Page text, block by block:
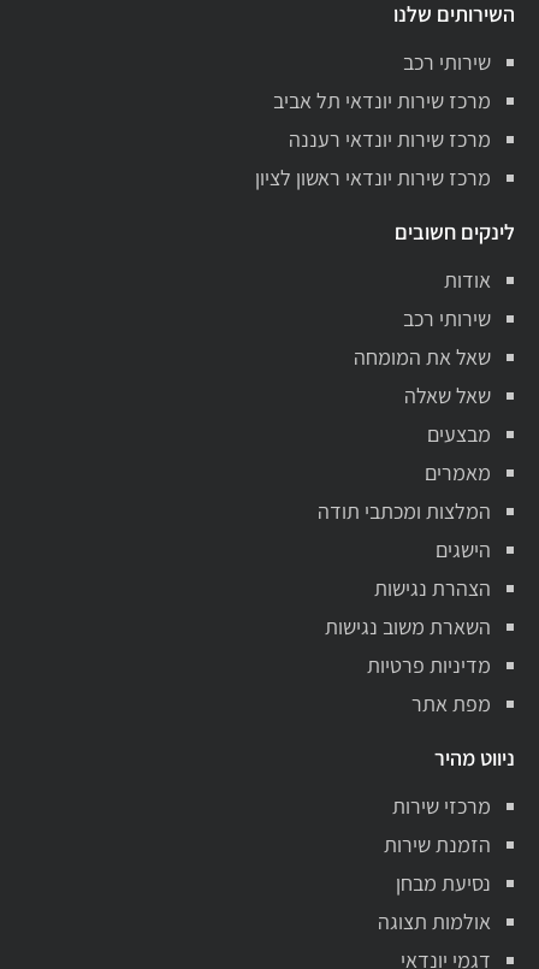
השירותים שלנו
שירותי רכב
מרכז שירות יונדאי תל אביב
מרכז שירות יונדאי רעננה
מרכז שירות יונדאי ראשון לציון
לינקים חשובים
אודות
שירותי רכב
שאל את המומחה
שאל שאלה
מבצעים
מאמרים
המלצות ומכתבי תודה
הישגים
הצהרת נגישות
השארת משוב נגישות
מדיניות פרטיות
מפת אתר
ניווט מהיר
מרכזי שירות
הזמנת שירות
נסיעת מבחן
אולמות תצוגה
דגמי יונדאי